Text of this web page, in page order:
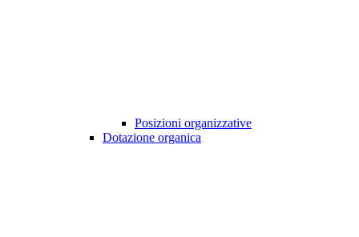
Posizioni organizzative
Dotazione organica